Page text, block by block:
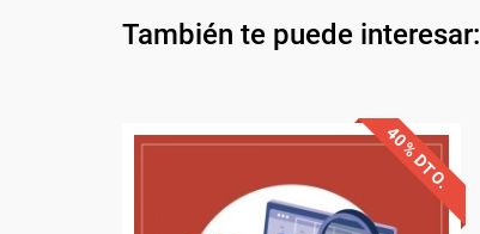
También te puede interesar:
Descuentos especiales
40% DTO.